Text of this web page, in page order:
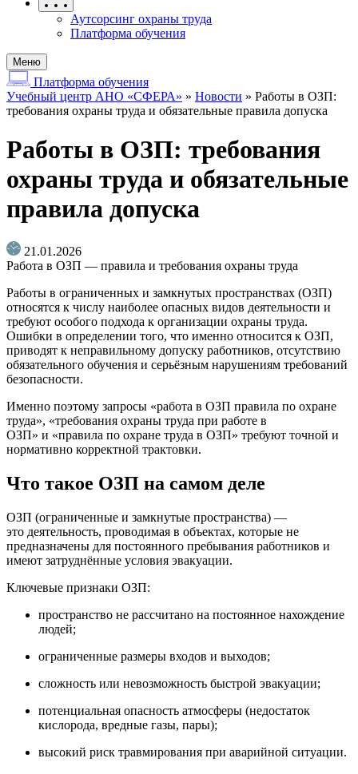
Аутсорсинг охраны труда
Платформа обучения
Меню
Платформа обучения
Учебный центр АНО «СФЕРА» » Новости » Работы в ОЗП:
требования охраны труда и обязательные правила допуска
Работы в ОЗП: требования
охраны труда и обязательные
правила допуска
21.01.2026
Работа в ОЗП — правила и требования охраны труда
Работы в ограниченных и замкнутых пространствах (ОЗП)
относятся к числу наиболее опасных видов деятельности и
требуют особого подхода к организации охраны труда.
Ошибки в определении того, что именно относится к ОЗП,
приводят к неправильному допуску работников, отсутствию
обязательного обучения и серьёзным нарушениям требований
безопасности.
Именно поэтому запросы «работа в ОЗП правила по охране
труда», «требования охраны труда при работе в
ОЗП» и «правила по охране труда в ОЗП» требуют точной и
нормативно корректной трактовки.
Что такое ОЗП на самом деле
ОЗП (ограниченные и замкнутые пространства) —
это деятельность, проводимая в объектах, которые не
предназначены для постоянного пребывания работников и
имеют затруднённые условия эвакуации.
Ключевые признаки ОЗП:
пространство не рассчитано на постоянное нахождение
людей;
ограниченные размеры входов и выходов;
сложность или невозможность быстрой эвакуации;
потенциальная опасность атмосферы (недостаток
кислорода, вредные газы, пары);
высокий риск травмирования при аварийной ситуации.